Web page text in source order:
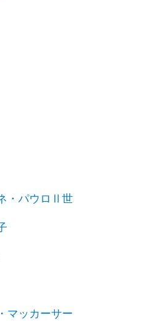
・パウロⅡ世
マッカーサー